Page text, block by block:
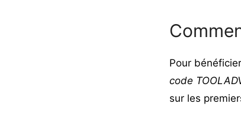
Pour
code
sur les